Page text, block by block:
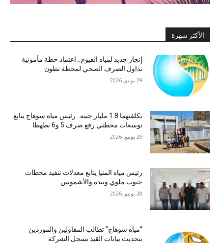
الأكثر شهرة
إنجاز جديد لمياه الفيوم.. اعتماد خطة مأمونية
تداول الصرف الصحي لمحطة تطون
29 يونيو, 2026
تكلفتهما 1.8 مليار جنيه.. رئيس مياه سوهاج يتابع
توسعات محطتي رفع صرف 5 و6 بطهطا
29 يونيو, 2026
رئيس مياه المنيا يتابع معدلات تنفيذ محطات
جنوب ملوي وتندة والأشمونين
28 يونيو, 2026
“مياه سوهاج” تطالب المقاولين والموردين
بتحديث بيانات القيد بسجل الشركة